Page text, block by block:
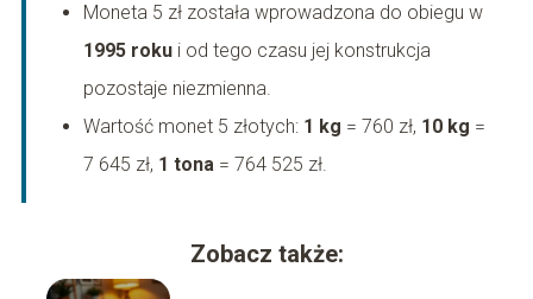
Moneta 5 zł została wprowadzona do obiegu w
1995 rokui od tego czasu jej konstrukcja
pozostaje niezmienna.
Wartość monet 5 złotych: 1 kg = 760 zł, 10 kg =
7 645 zł, 1 tona= 764 525 zł.
Zobacz także: